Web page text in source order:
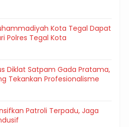
Kota Tegal Dapat
Polres Tegal Kota
Diklat Satpam Gada Pratama,
Tekankan Profesionalisme
Patroli Terpadu, Jaga